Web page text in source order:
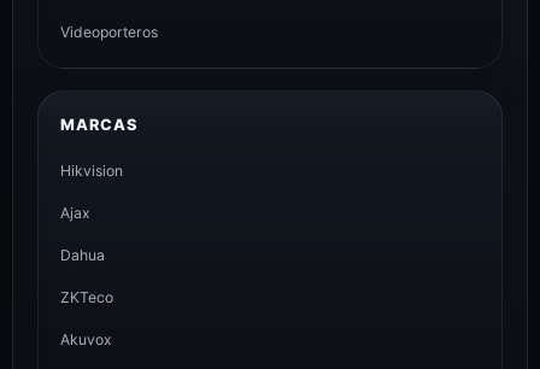
Videoporteros
MARCAS
Hikvision
Ajax
Dahua
ZKTeco
Akuvox